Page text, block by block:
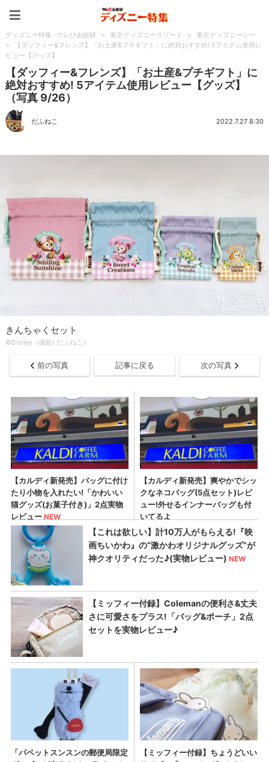
ディズニー特集 -ウレぴあ総研 > 東京ディズニーリゾート >
東京ディズニーシー
>
【ダッフィー&フレンズ】「お土産&プチギフト」に絶対おすすめ! 5アイテム使用レ
ビュー【グッズ】
【ダッフィー&フレンズ】「お土産&プチギフト」に
絶対おすすめ! 5アイテム使用レビュー【グッズ】
（写真 9/26）
だふねこ 2022.7.27 8:30
きんちゃくセット
©Disney（撮影/ だふねこ）
前の写真 記事に戻る 次の写真